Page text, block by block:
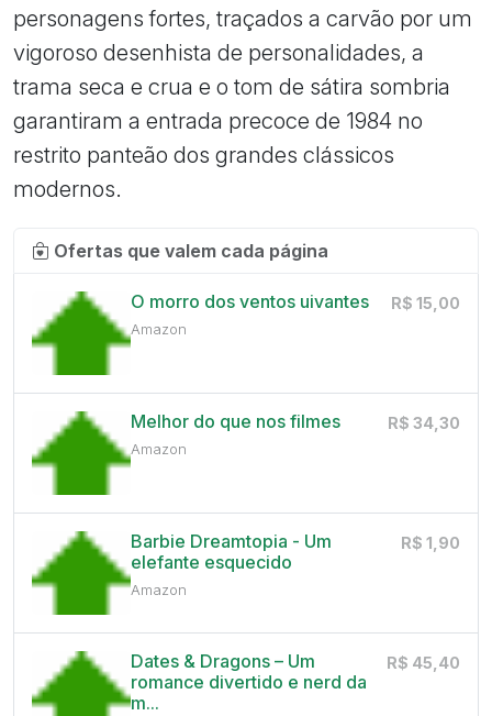
personagens fortes, traçados a carvão por um
vigoroso desenhista de personalidades, a
trama seca e crua e o tom de sátira sombria
garantiram a entrada precoce de 1984 no
restrito panteão dos grandes clássicos
modernos.
Ofertas que valem cada página
O morro dos ventos uivantes
Amazon
R$ 15,00
Melhor do que nos filmes
Amazon
R$ 34,30
Barbie Dreamtopia - Um
elefante esquecido
Amazon
R$ 1,90
Dates & Dragons – Um
romance divertido e nerd da
m...
R$ 45,40